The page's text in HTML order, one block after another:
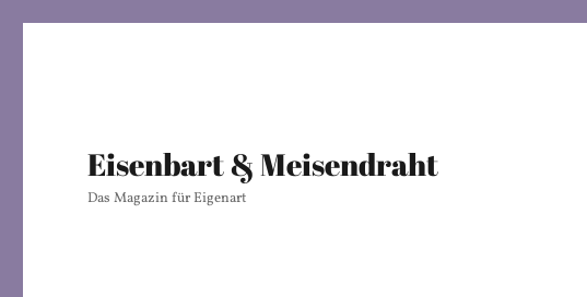
Eisenbart & Meisendraht
Das Magazin für Eigenart